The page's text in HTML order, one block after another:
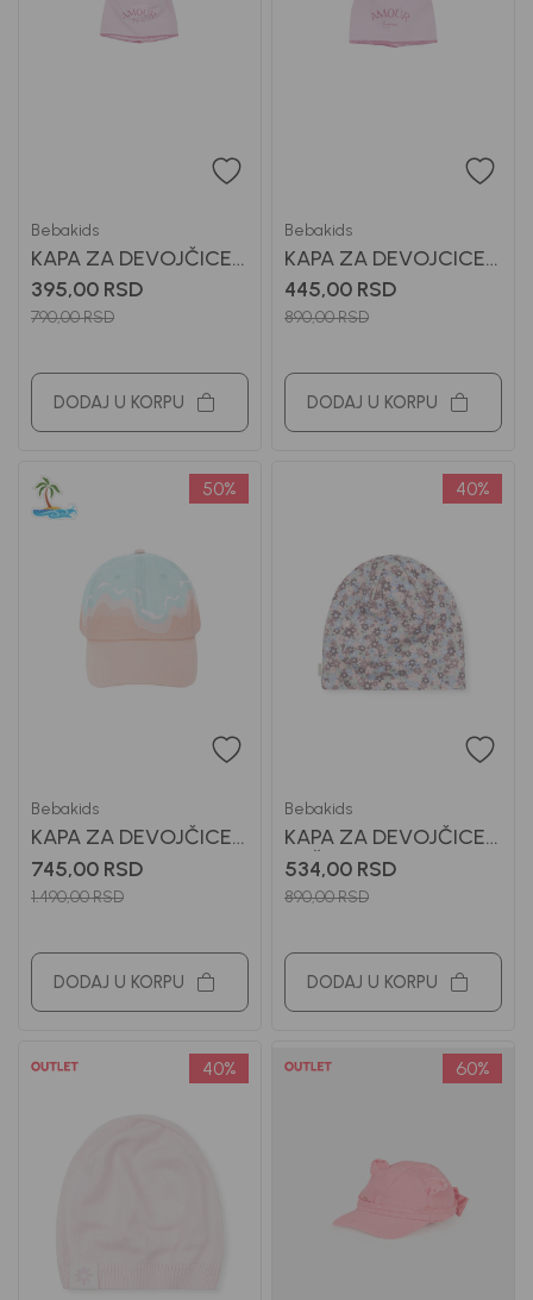
Bebakids
KAPA ZA DEVOJČICE
RADA
395,00 RSD
790,00RSD
DODAJ U KORPU
Bebakids
KAPA ZA DEVOJCICE
RANKA
445,00 RSD
890,00RSD
DODAJ U KORPU
50%
Bebakids
KAPA ZA DEVOJČICE
BEBAKIDS
745,00 RSD
1.490,00RSD
DODAJ U KORPU
40%
Bebakids
KAPA ZA DEVOJČICE
TAŠA
534,00 RSD
890,00RSD
DODAJ U KORPU
40% 60%